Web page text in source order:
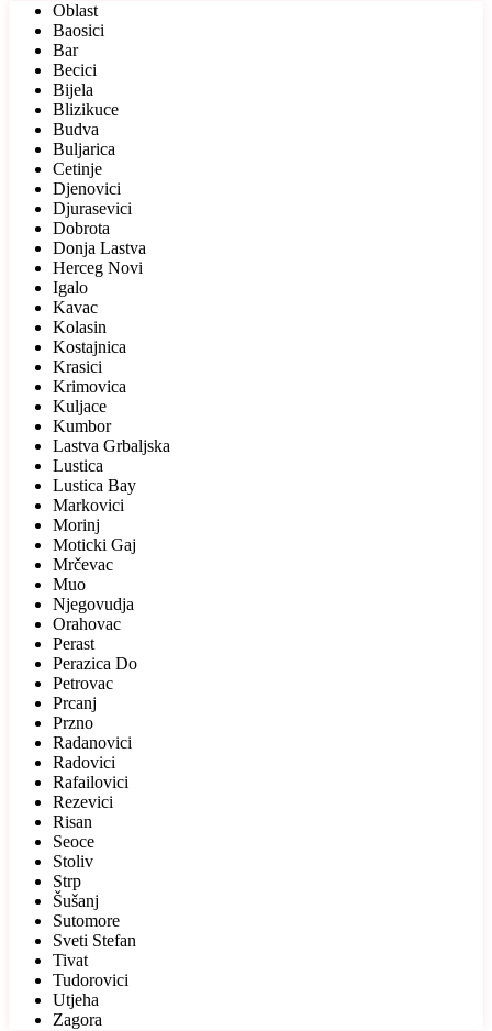
Oblast
Baosici
Bar
Becici
Bijela
Blizikuce
Budva
Buljarica
Cetinje
Djenovici
Djurasevici
Dobrota
Donja Lastva
Herceg Novi
Igalo
Kavac
Kolasin
Kostajnica
Krasici
Krimovica
Kuljace
Kumbor
Lastva Grbaljska
Lustica
Lustica Bay
Markovici
Morinj
Moticki Gaj
Mrčevac
Muo
Njegovudja
Orahovac
Perast
Perazica Do
Petrovac
Prcanj
Przno
Radanovici
Radovici
Rafailovici
Rezevici
Risan
Seoce
Stoliv
Strp
Šušanj
Sutomore
Sveti Stefan
Tivat
Tudorovici
Utjeha
Zagora